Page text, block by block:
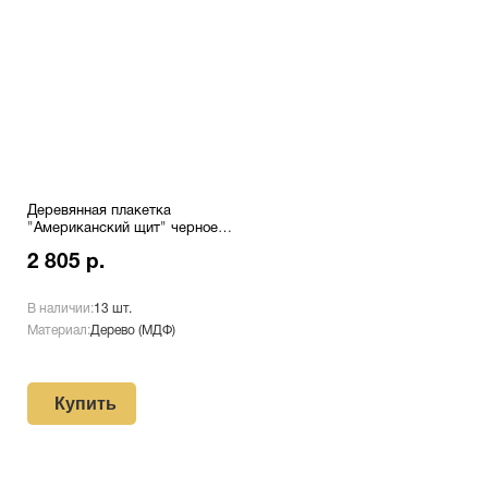
Деревянная плакетка
"Американский щит" черное
гравировкой Pl 16 GR/Wh
2 805 р.
В наличии:13 шт.
Материал:Дерево (МДФ)
Купить